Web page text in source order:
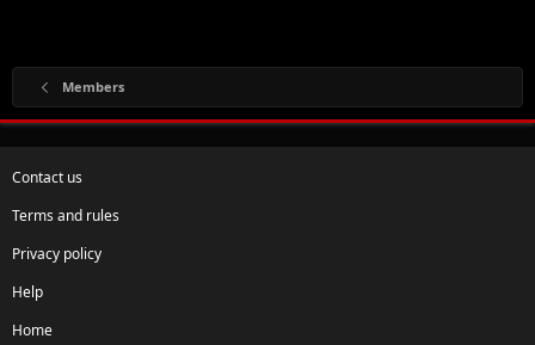
Members
Contact us
Terms and rules
Privacy policy
Help
Home